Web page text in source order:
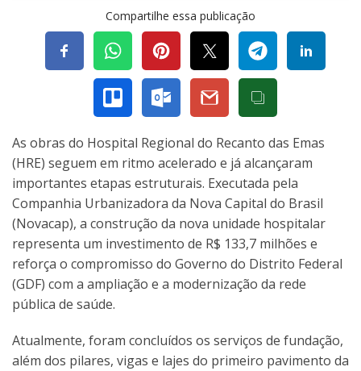
Compartilhe essa publicação
As obras do Hospital Regional do Recanto das Emas
(HRE) seguem em ritmo acelerado e já alcançaram
importantes etapas estruturais. Executada pela
Companhia Urbanizadora da Nova Capital do Brasil
(Novacap), a construção da nova unidade hospitalar
representa um investimento de R$ 133,7 milhões e
reforça o compromisso do Governo do Distrito Federal
(GDF) com a ampliação e a modernização da rede
pública de saúde.
Atualmente, foram concluídos os serviços de fundação,
além dos pilares, vigas e lajes do primeiro pavimento da